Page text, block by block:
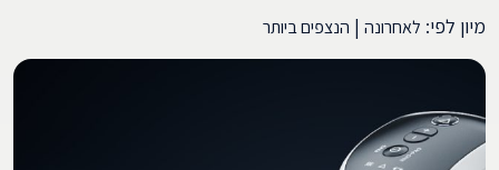
מיון לפי: לאחרונה | הנצפים ביותר